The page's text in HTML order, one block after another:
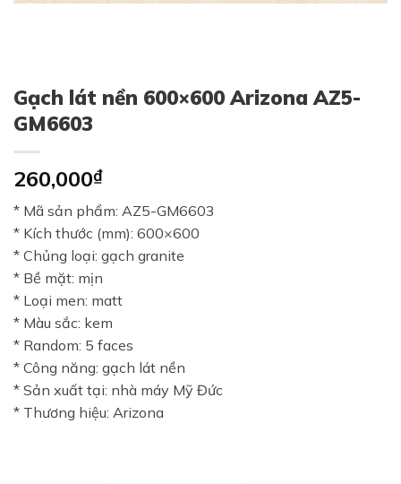
Gạch lát nền 600×600 Arizona AZ5-
GM6603
260,000₫
* Mã sản phẩm: AZ5-GM6603
* Kích thước (mm): 600×600
* Chủng loại: gạch granite
* Bề mặt: mịn
* Loại men: matt
* Màu sắc: kem
* Random: 5 faces
* Công năng: gạch lát nền
* Sản xuất tại: nhà máy Mỹ Đức
* Thương hiệu: Arizona